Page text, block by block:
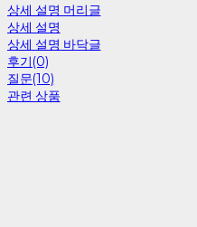
상세 설명 머리글
상세 설명
상세 설명 바닥글
후기(0)
질문(10)
관련 상품